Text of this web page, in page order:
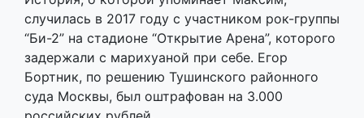
российских рублей.